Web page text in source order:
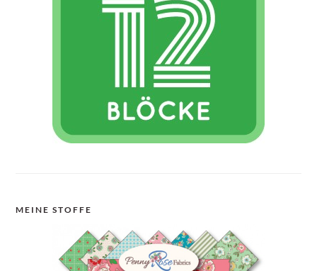
MEINE STOFFE